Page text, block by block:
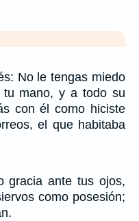
No le tengas miedo
tu mano, y a todo su
con él como hiciste
el que habitaba
gracia ante tus ojos,
como posesión;